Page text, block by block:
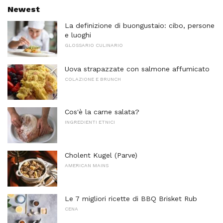
Newest
La definizione di buongustaio: cibo, persone
e luoghi
GLOSSARIO CULINARIO
Uova strapazzate con salmone affumicato
COLAZIONE E BRUNCH
Cos'è la carne salata?
INGREDIENTI ETNICI
Cholent Kugel (Parve)
AMERICAN MAINS
Le 7 migliori ricette di BBQ Brisket Rub
CENA